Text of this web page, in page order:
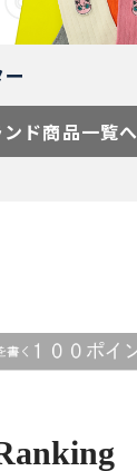
ド商品一覧へ